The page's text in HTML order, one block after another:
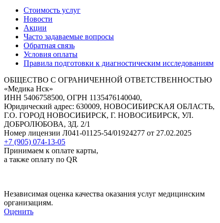
Стоимость услуг
Новости
Акции
Часто задаваемые вопросы
Обратная связь
Условия оплаты
Правила подготовки к диагностическим исследованиям
ОБЩЕСТВО С ОГРАНИЧЕННОЙ ОТВЕТСТВЕННОСТЬЮ
«Медика Нск»
ИНН 5406758500, ОГРН 1135476140040,
Юридический адрес: 630009, НОВОСИБИРСКАЯ ОБЛАСТЬ,
Г.О. ГОРОД НОВОСИБИРСК, Г. НОВОСИБИРСК, УЛ.
ДОБРОЛЮБОВА, ЗД. 2/1
Номер лицензии Л041-01125-54/01924277 от 27.02.2025
+7 (905) 074-13-05
Принимаем к оплате карты,
а также оплату по QR
Независимая оценка качества оказания услуг медицинским
организациям.
Оценить